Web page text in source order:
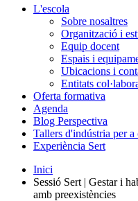
L'escola
Sobre nosaltres
Organització i
Equip docent
Espais i
Ubicacions i
Entitats
Oferta formativa
Agenda
Blog Perspectiva
Tallers d'indústria per a
Experiència Sert
Inici
Sessió Sert | Gestar i
amb preexistències